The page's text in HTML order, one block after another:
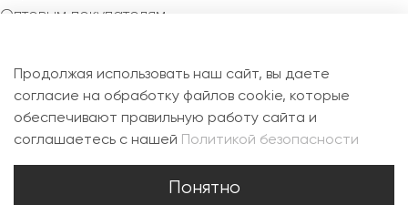
Оптовым покупателям
8 993 355 82 46
silvermejewel@yandex.ru
РФ, 115088, г. Москва, ул. Новоостаповская, д.6Б,
офис 1.7
Продолжая использовать наш сайт, вы даете
согласие на обработку файлов cookie, которые
обеспечивают правильную работу сайта и
соглашаетесь с нашей Политикой безопасности
Понятно